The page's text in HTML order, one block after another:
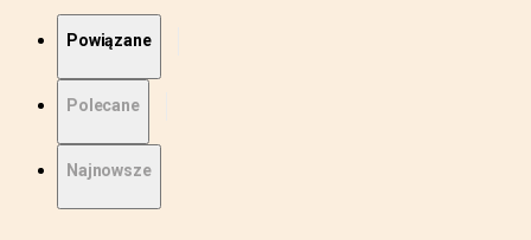
Powiązane
Polecane
Najnowsze